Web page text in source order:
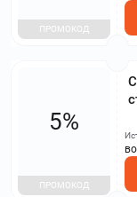
ПРОМОКОД
5%
ПРОМОКОД